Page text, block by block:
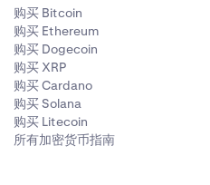
购买 Bitcoin
购买 Ethereum
购买 Dogecoin
购买 XRP
购买 Cardano
购买 Solana
购买 Litecoin
所有加密货币指南